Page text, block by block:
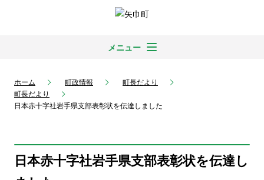
メニュー
ホーム 町政情報
町長だより
町長だより
日本赤十字社岩手県支部表彰状を伝達しました
日本赤十字社岩手県支部表彰状を伝達し